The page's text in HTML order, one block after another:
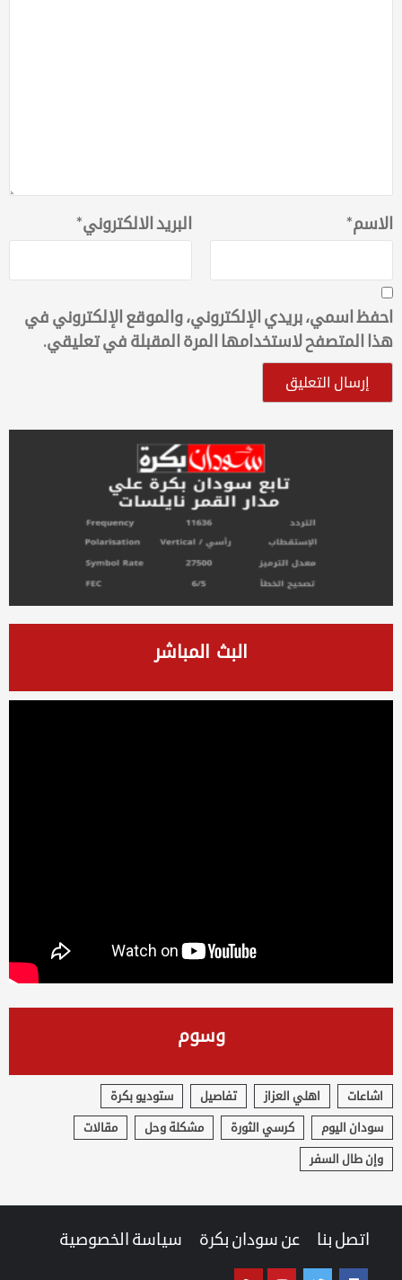
الاسم* البريد الالكتروني*
احفظ اسمي، بريدي الإلكتروني، والموقع الإلكتروني في
هذا المتصفح لاستخدامها المرة المقبلة في تعليقي.
البث المباشر
وسوم
اشاعات اهلي العزاز تفاصيل ستوديو بكرة
سودان اليوم كرسي الثورة مشكلة وحل مقالات
وإن طال السفر
اتصل بنا عن سودان بكرة سياسة الخصوصية